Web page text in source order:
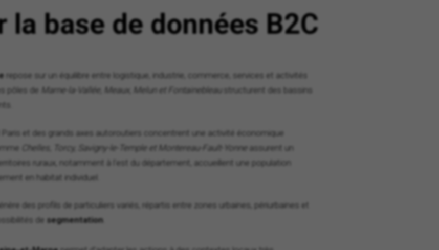
la base de données B2C
repose sur un équilibre entre logistique, industrie, commerce, services et activités
pôles de
Marne-la-Vallée, Meaux, Melun et Fontainebleau
structurent des bassins
Paris et des grands axes autoroutiers concentrent une activité économique
Chelles, Torcy, Savigny-le-Temple et Montereau-Fault-Yonne assurent un
ruraux, notamment à l'est du département, accueillent une population
en habitat individuel.
des profils de particuliers variés, répartis entre zones urbaines, périurbaines et
de segmentation